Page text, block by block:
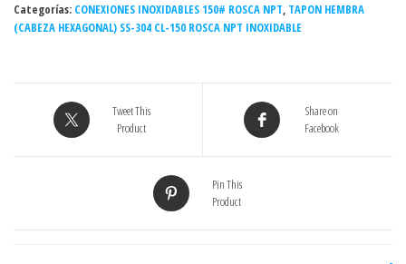
150#
NPT
Grado
cantidad
Categorías: CONEXIONES INOXIDABLES 150# ROSCA NPT, TAPON HEMBRA
(CABEZA HEXAGONAL) SS-304 CL-150 ROSCA NPT INOXIDABLE
Tweet This
Product
Share on
Facebook
Pin This
Product